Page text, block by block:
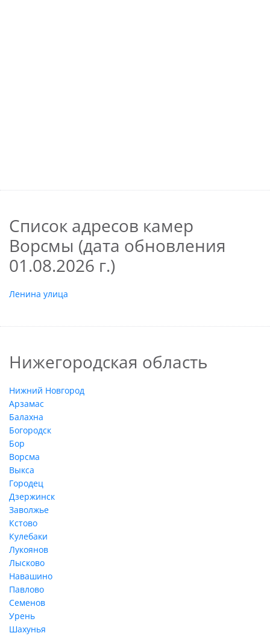
Список адресов камер
Ворсмы (дата обновления
01.08.2026 г.)
Ленина улица
Нижегородская область
Нижний Новгород
Арзамас
Балахна
Богородск
Бор
Ворсма
Выкса
Городец
Дзержинск
Заволжье
Кстово
Кулебаки
Лукоянов
Лысково
Навашино
Павлово
Семенов
Урень
Шахунья